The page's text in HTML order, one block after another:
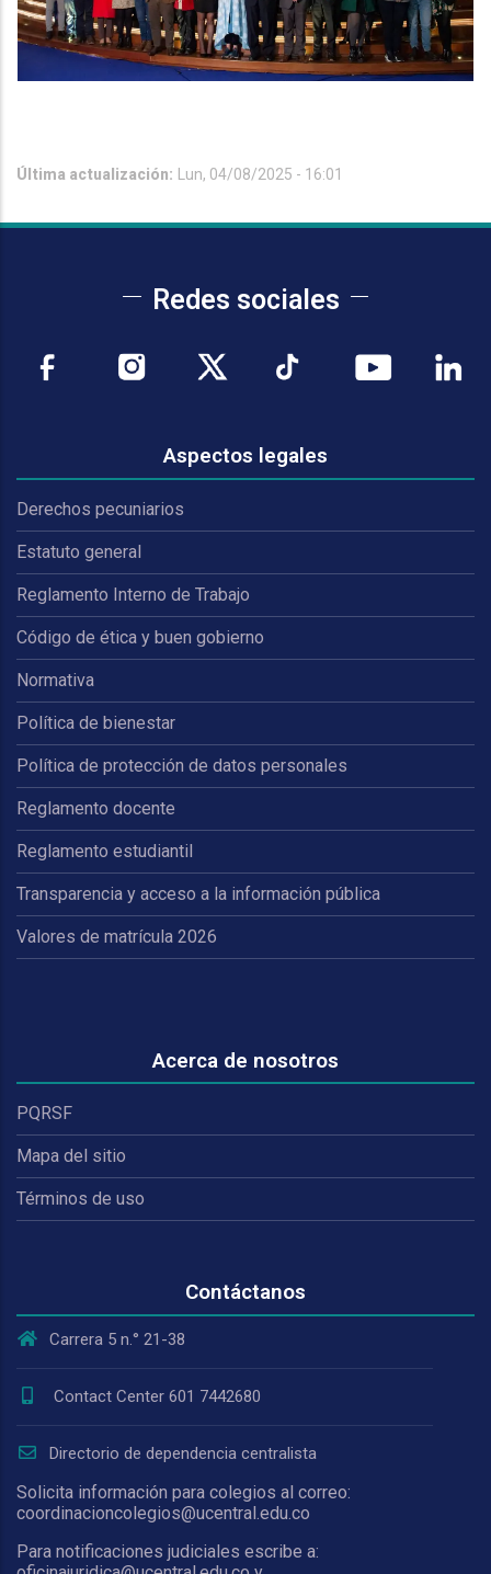
Última actualización: Lun, 04/08/2025 - 16:01
Redes sociales
Aspectos legales
Derechos pecuniarios
Estatuto general
Reglamento Interno de Trabajo
Código de ética y buen gobierno
Normativa
Política de bienestar
Política de protección de datos personales
Reglamento docente
Reglamento estudiantil
Transparencia y acceso a la información pública
Valores de matrícula 2026
Acerca de nosotros
PQRSF
Mapa del sitio
Términos de uso
Contáctanos
Carrera 5 n.° 21-38
Contact Center 601 7442680
Directorio de dependencia centralista
Solicita información para colegios al correo:
coordinacioncolegios@ucentral.edu.co
Para notificaciones judiciales escribe a: